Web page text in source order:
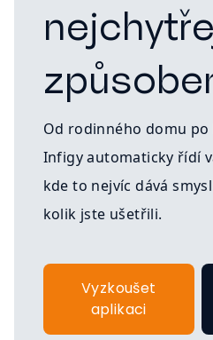
Od rodinného domu
Infigy automaticky řídí
kde to nejvíc dává
kolik jste ušetřili.
Vyzkoušet
aplikaci